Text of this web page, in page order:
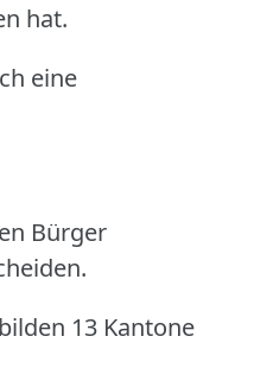
hat.
eine
Bürger
13 Kantone